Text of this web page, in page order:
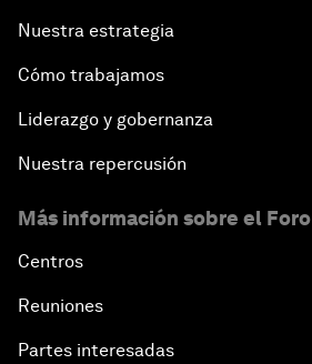
Nuestra estrategia
Cómo trabajamos
Liderazgo y gobernanza
Nuestra repercusión
Más información sobre el Foro
Centros
Reuniones
Partes interesadas